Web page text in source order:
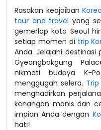
Rasakan keajaiban
tour and travel yang
gemerlap kota Seoul
setiap momen di trip
Anda. Jelajahi destinasi
Gyeongbokgung
nikmati budaya K-
menggugah selera.
menghadirkan
kenangan manis dan
impian Anda dengan
hati!